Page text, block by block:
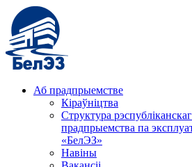
Аб прадпрыемстве
Кіраўніцтва
Структура
прадпрыемства па
«БелЭЗ»
Навіны